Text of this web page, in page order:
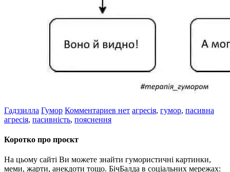
Гадззилла Гумор Комментариев нет агресія, гумор, пасивна
агресія, пасивність, пояснення
Коротко про проєкт
На цьому сайті Ви можете знайти гумористичні картинки,
меми, жарти, анекдоти тощо. БічБалда в соціальних мережах: